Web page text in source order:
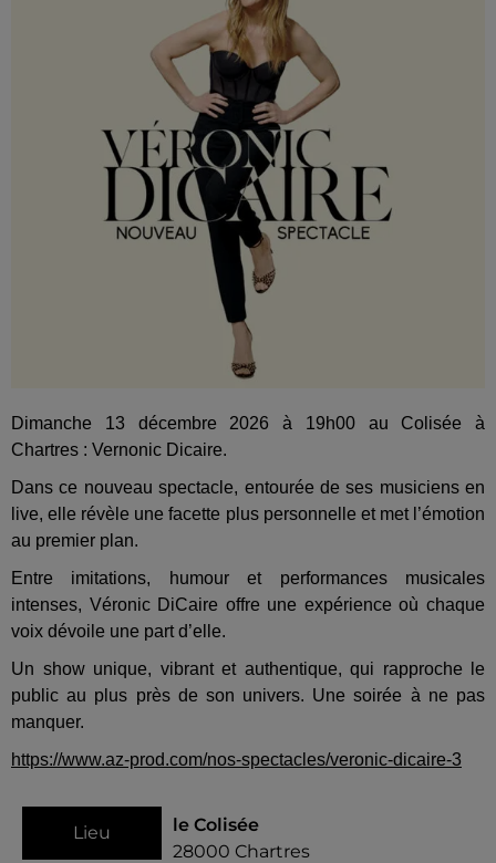
Dimanche 13 décembre 2026 à 19h00 au Colisée à
Chartres : Vernonic Dicaire.
Dans ce nouveau spectacle, entourée de ses musiciens en
live, elle révèle une facette plus personnelle et met l’émotion
au premier plan.
Entre imitations, humour et performances musicales
intenses, Véronic DiCaire offre une expérience où chaque
voix dévoile une part d’elle.
Un show unique, vibrant et authentique, qui rapproche le
public au plus près de son univers. Une soirée à ne pas
manquer.
https://www.az-prod.com/nos-spectacles/veronic-dicaire-3
Lieu
le Colisée
28000 Chartres